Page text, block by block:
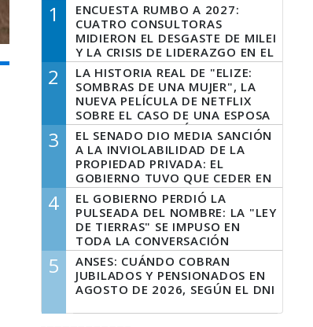
1
ENCUESTA RUMBO A 2027:
CUATRO CONSULTORAS
MIDIERON EL DESGASTE DE MILEI
Y LA CRISIS DE LIDERAZGO EN EL
PERONISMO
2
LA HISTORIA REAL DE "ELIZE:
SOMBRAS DE UNA MUJER", LA
NUEVA PELÍCULA DE NETFLIX
SOBRE EL CASO DE UNA ESPOSA
QUE DESCUARTIZÓ A SU
MARIDO
3
EL SENADO DIO MEDIA SANCIÓN
A LA INVIOLABILIDAD DE LA
PROPIEDAD PRIVADA: EL
GOBIERNO TUVO QUE CEDER EN
LA LEY DEL MANEJO DEL FUEGO
4
EL GOBIERNO PERDIÓ LA
PULSEADA DEL NOMBRE: LA "LEY
DE TIERRAS" SE IMPUSO EN
TODA LA CONVERSACIÓN
DIGITAL
5
ANSES: CUÁNDO COBRAN
JUBILADOS Y PENSIONADOS EN
AGOSTO DE 2026, SEGÚN EL DNI